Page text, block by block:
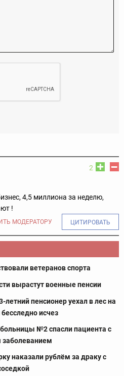
2
4,5 миллиона за неделю,
!
МОДЕРАТОРУ ЦИТИРОВАТЬ
ветеранов спорта
вырастут военные пенсии
летний пенсионер уехал в лес на
исчез
№2 спасли пациента с
наказали рублём за драку с